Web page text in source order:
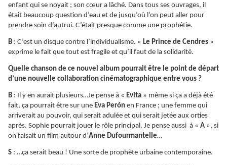
enfant qui se noyait ; son cœur a lâché. Dans tous ses ouvrages, il
était beaucoup question d’eau et de jusqu’où l’on peut aller pour
prendre soin d’autrui. C’était presque comme une prophétie.
B : C’est un disque contre l’individualisme. « Le Prince de Cendres »
exprime le fait que tout est fragile et qu’il faut de la solidarité.
Quelle chanson de ce nouvel album pourrait être le point de départ
d’une nouvelle collaboration cinématographique entre vous ?
B : Il y en aurait plusieurs…Je pense à « Evita » même si ça a déjà été
fait, ça pourrait être sur une Eva Perón en France ; une femme qui
arriverait au pouvoir, qui serait adulée et qui serait jetée aux orties
après. Sophie pourrait jouer le rôle principal. Je pense aussi à « A », si
on faisait un film autour d’Anne Dufourmantelle…
S : …ça serait beau ! Une sorte de prophète urbaine contemporaine.